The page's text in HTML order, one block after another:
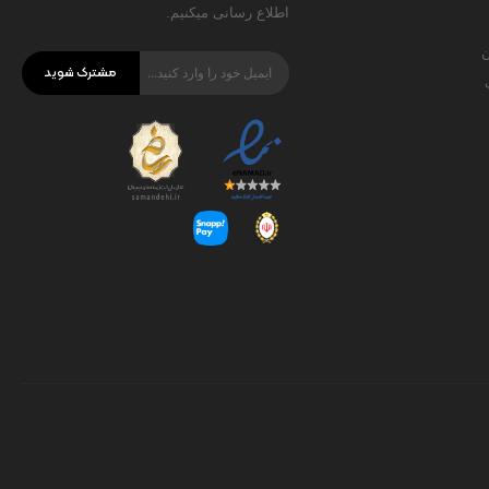
اطلاع رسانی میکنیم.
مشترک شوید